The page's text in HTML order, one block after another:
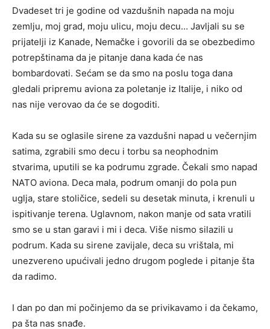
Dvadeset tri je godine od vazdušnih napada na moju
zemlju, moj grad, moju ulicu, moju decu… Javljali su se
prijatelji iz Kanade, Nemačke i govorili da se obezbedimo
potrepštinama da je pitanje dana kada će nas
bombardovati. Sećam se da smo na poslu toga dana
gledali pripremu aviona za poletanje iz Italije, i niko od
nas nije verovao da će se dogoditi.
Kada su se oglasile sirene za vazdušni napad u večernjim
satima, zgrabili smo decu i torbu sa neophodnim
stvarima, uputili se ka podrumu zgrade. Čekali smo napad
NATO aviona. Deca mala, podrum omanji do pola pun
uglja, stare stoličice, sedeli su desetak minuta, i krenuli u
ispitivanje terena. Uglavnom, nakon manje od sata vratili
smo se u stan garavi i mi i deca. Više nismo silazili u
podrum. Kada su sirene zavijale, deca su vrištala, mi
unezvereno upućivali jedno drugom poglede i pitanje šta
da radimo.
I dan po dan mi počinjemo da se privikavamo i da čekamo,
pa šta nas snađe.